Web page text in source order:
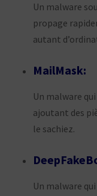
Un malware
propage
autant
MailMask:
Un malware
ajoutant des
le sachiez.
Un malware